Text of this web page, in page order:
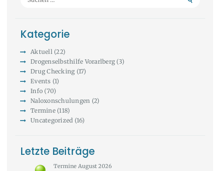
Kategorie
Aktuell (22)
Drogenselbsthilfe Vorarlberg (3)
Drug Checking (17)
Events (1)
Info (70)
Naloxonschulungen (2)
Termine(118)
Uncategorized (16)
Letzte Beiträge
Termine August 2026